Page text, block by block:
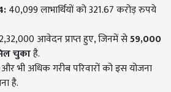
40,099 लाभार्थियों को 321.67 करोड़ रुपये
2,32,000 आवेदन प्राप्त हुए, जिनमें से59,000
चुकाहै.
और भी अधिक गरीब परिवारों को इस योजना
है.